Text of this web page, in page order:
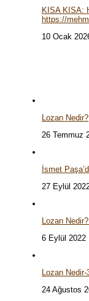
KISA KISA:
https://
10 Ocak
Lozan Nedir?
26 Temmuz
İsmet
27 Eylül
Lozan
6 Eylül 2022
Lozan Nedir-
24 Ağustos